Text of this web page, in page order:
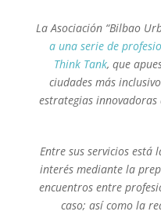
La Asociación “Bilbao
a una serie de
Think Tank, que
ciudades más
estrategias
Entre sus servicios está
interés mediante la
encuentros entre
caso; así como la